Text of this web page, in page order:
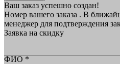
Ваш заказ успешно создан!
Номер вашего заказа . В
менеджер для подтверждения
Заявка на скидку
ФИО *